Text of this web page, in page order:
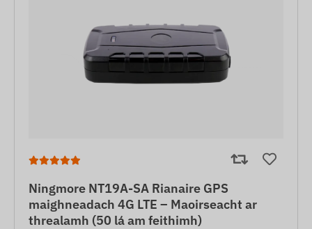
Ningmore NT19A-SA Rianaire GPS
maighneadach 4G LTE – Maoirseacht ar
threalamh (50 lá am feithimh)